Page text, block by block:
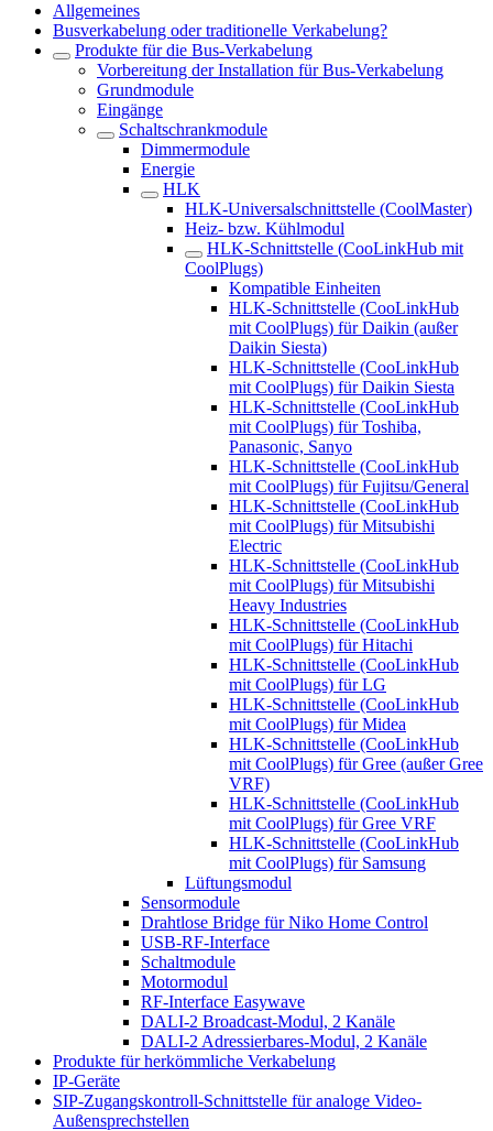
Allgemeines
Busverkabelung oder traditionelle Verkabelung?
Produkte für die Bus-Verkabelung
Vorbereitung der Installation für Bus-Verkabelung
Grundmodule
Eingänge
Schaltschrankmodule
Dimmermodule
Energie
HLK
HLK-Universalschnittstelle (CoolMaster)
Heiz- bzw. Kühlmodul
HLK-Schnittstelle (CooLinkHub mit
CoolPlugs)
Kompatible Einheiten
HLK-Schnittstelle (CooLinkHub
mit CoolPlugs) für Daikin (außer
Daikin Siesta)
HLK-Schnittstelle (CooLinkHub
mit CoolPlugs) für Daikin Siesta
HLK-Schnittstelle (CooLinkHub
mit CoolPlugs) für Toshiba,
Panasonic, Sanyo
HLK-Schnittstelle (CooLinkHub
mit CoolPlugs) für Fujitsu/General
HLK-Schnittstelle (CooLinkHub
mit CoolPlugs) für Mitsubishi
Electric
HLK-Schnittstelle (CooLinkHub
mit CoolPlugs) für Mitsubishi
Heavy Industries
HLK-Schnittstelle (CooLinkHub
mit CoolPlugs) für Hitachi
HLK-Schnittstelle (CooLinkHub
mit CoolPlugs) für LG
HLK-Schnittstelle (CooLinkHub
mit CoolPlugs) für Midea
HLK-Schnittstelle (CooLinkHub
mit CoolPlugs) für Gree (außer Gree
VRF)
HLK-Schnittstelle (CooLinkHub
mit CoolPlugs) für Gree VRF
HLK-Schnittstelle (CooLinkHub
mit CoolPlugs) für Samsung
Lüftungsmodul
Sensormodule
Drahtlose Bridge für Niko Home Control
USB-RF-Interface
Schaltmodule
Motormodul
RF-Interface Easywave
DALI-2 Broadcast-Modul, 2 Kanäle
DALI-2 Adressierbares-Modul, 2 Kanäle
Produkte für herkömmliche Verkabelung
IP-Geräte
SIP-Zugangskontroll-Schnittstelle für analoge Video-
Außensprechstellen